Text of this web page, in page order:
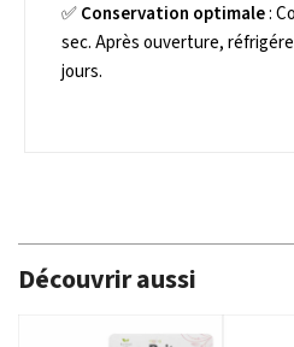
✅Conservation optimale:
sec. Après ouverture,
jours.
Découvrir aussi